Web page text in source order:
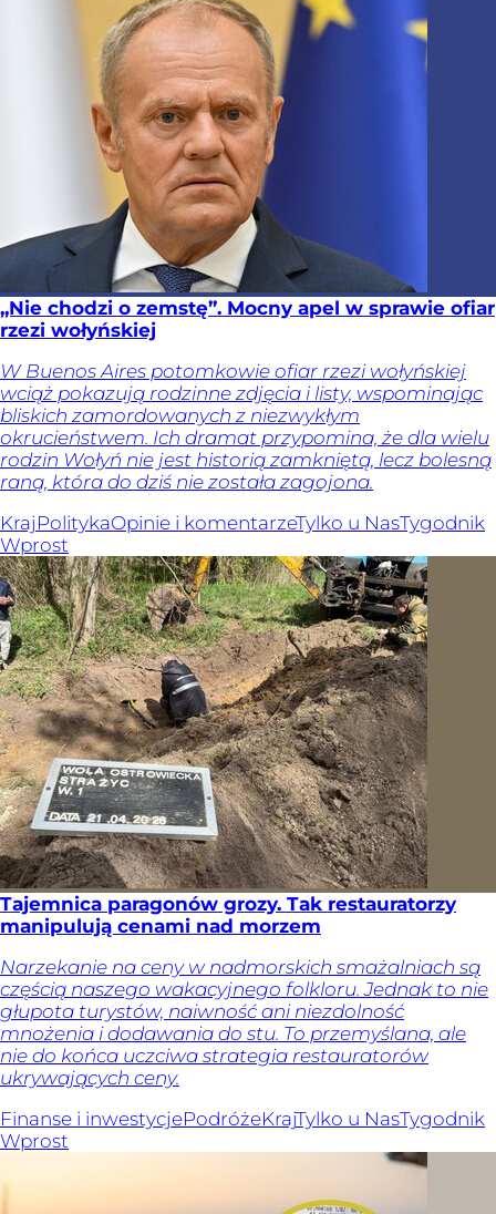
„Nie chodzi o zemstę”. Mocny apel w sprawie ofiar
rzezi wołyńskiej
W Buenos Aires potomkowie ofiar rzezi wołyńskiej
wciąż pokazują rodzinne zdjęcia i listy, wspominając
bliskich zamordowanych z niezwykłym
okrucieństwem. Ich dramat przypomina, że dla wielu
rodzin Wołyń nie jest historią zamkniętą, lecz bolesną
raną, która do dziś nie została zagojona.
Kraj PolitykaOpinie i komentarzeTylko u NasTygodnik
Wprost
Tajemnica paragonów grozy. Tak restauratorzy
manipulują cenami nad morzem
Narzekanie na ceny w nadmorskich smażalniach są
częścią naszego wakacyjnego folkloru. Jednak to nie
głupota turystów, naiwność ani niezdolność
mnożenia i dodawania do stu. To przemyślana, ale
nie do końca uczciwa strategia restauratorów
ukrywających ceny.
Finanse i inwestycjePodróżeKrajTylko u NasTygodnik
Wprost